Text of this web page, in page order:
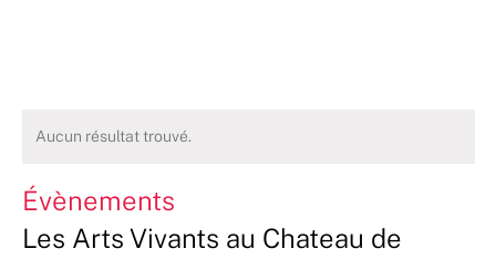
Aucun résultat trouvé.
Évènements
Les Arts Vivants au Chateau de